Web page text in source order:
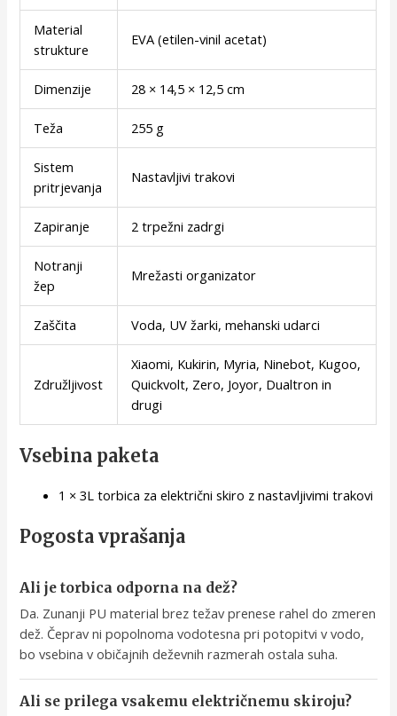
Material
strukture
EVA (etilen-vinil acetat)
Dimenzije 28 × 14,5 × 12,5 cm
Teža 255 g
Sistem
pritrjevanja
Nastavljivi trakovi
Zapiranje 2 trpežni zadrgi
Notranji
žep
Mrežasti organizator
Zaščita Voda, UV žarki, mehanski udarci
Združljivost
Xiaomi, Kukirin, Myria, Ninebot, Kugoo,
Quickvolt, Zero, Joyor, Dualtron in
drugi
Vsebina paketa
1 × 3L torbica za električni skiro z nastavljivimi trakovi
Pogosta vprašanja
Ali je torbica odporna na dež?
Da. Zunanji PU material brez težav prenese rahel do zmeren
dež. Čeprav ni popolnoma vodotesna pri potopitvi v vodo,
bo vsebina v običajnih deževnih razmerah ostala suha.
Ali se prilega vsakemu električnemu skiroju?